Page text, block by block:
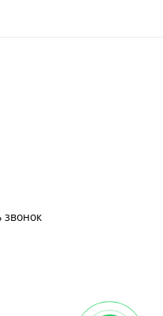
звонок